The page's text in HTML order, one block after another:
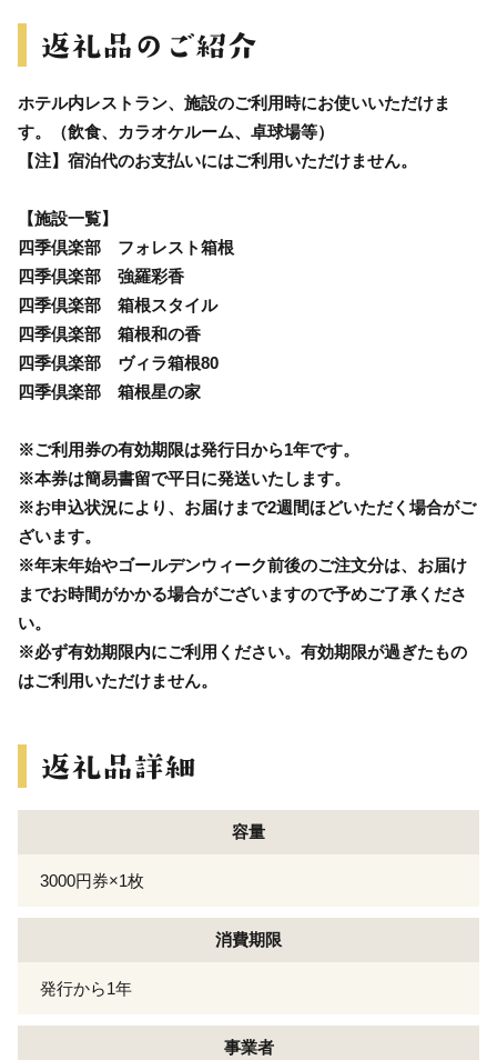
ホテル内レストラン、施設のご利用時にお使いいただけま
す。（飲食、カラオケルーム、卓球場等）
【注】宿泊代のお支払いにはご利用いただけません。
【施設一覧】
四季倶楽部 フォレスト箱根
四季倶楽部 強羅彩香
四季倶楽部 箱根スタイル
四季倶楽部 箱根和の香
四季倶楽部 ヴィラ箱根80
四季倶楽部 箱根星の家
※ご利用券の有効期限は発行日から1年です。
※本券は簡易書留で平日に発送いたします。
※お申込状況により、お届けまで2週間ほどいただく場合がご
ざいます。
※年末年始やゴールデンウィーク前後のご注文分は、お届け
までお時間がかかる場合がございますので予めご了承くださ
い。
※必ず有効期限内にご利用ください。有効期限が過ぎたもの
はご利用いただけません。
容量
3000円券×1枚
消費期限
発行から1年
事業者